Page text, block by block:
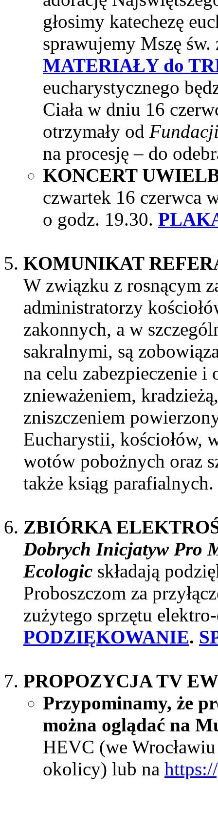
głosimy katechezę
sprawujemy Mszę
MATERIAŁY do
eucharystycznego
Ciała w dniu 16
otrzymały od
na procesję – do
KONCERT
czwartek 16 czerwca
o godz. 19.30.
KOMUNIKAT
W związku z rosnącym
administratorzy
zakonnych, a w
sakralnymi, są
na celu zabezpieczenie
znieważeniem,
zniszczeniem
Eucharystii, kościołów,
wotów pobożnych oraz
także ksiąg parafialnych.
ZBIÓRKA
Dobrych Inicjatyw Pro
Ecologic składają
Proboszczom za
zużytego sprzętu
PODZIĘKOWANIE.
PROPOZYCJA TV
Przypominamy, że
można oglądać na
HEVC (we
okolicy) lub na